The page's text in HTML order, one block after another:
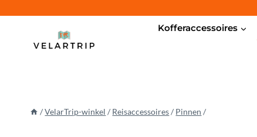
Kofferaccessoires
/ VelarTrip-winkel / Reisaccessoires / Pinnen /